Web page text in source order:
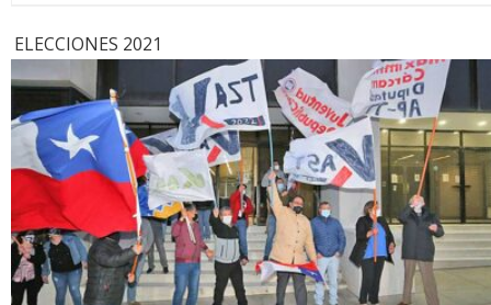
ELECCIONES 2021